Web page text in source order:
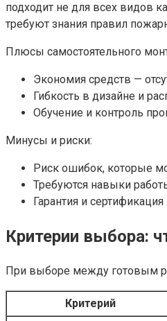
подходит не для всех видов
требуют знания правил
Плюсы самостоятельного
Экономия средств —
Гибкость в дизайне и
Обучение и контроль
Минусы и риски:
Риск ошибок, которые
Требуются навыки
Гарантия и
Критерии выбора:
При выборе между готовым
Критерий